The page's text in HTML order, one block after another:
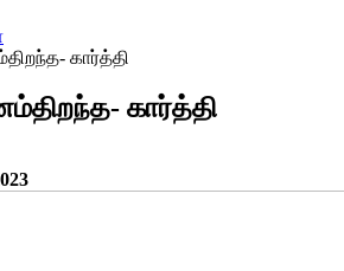
கார்த்தி
கார்த்தி